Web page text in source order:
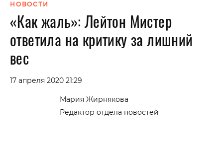
СПЕЦПРОЕКТЫ
ИНТЕРВЬЮ
ПОКОЛЕНИЕ
НОВОСТИ
«Как жаль»: Лейтон Мистер
ответила на критику за лишний
вес
17 апреля 2020 21:29
Мария Жирнякова
Редактор отдела новостей